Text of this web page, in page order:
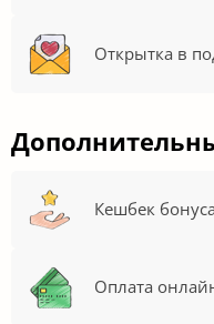
Открытка в
Кешбек
Оплата